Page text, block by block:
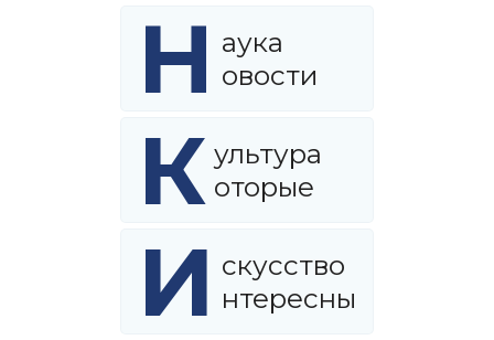
Н аука
овости
К ультура
оторые
И скусство
нтересны